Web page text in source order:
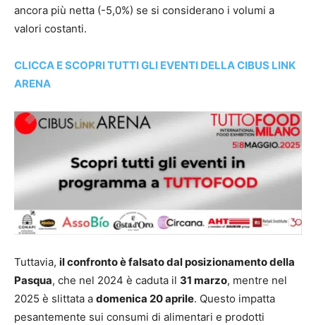
ancora più netta (-5,0%) se si considerano i volumi a
valori costanti.
CLICCA E SCOPRI TUTTI GLI EVENTI DELLA CIBUS LINK
ARENA
Tuttavia, il confronto è falsato dal posizionamento della
Pasqua, che nel 2024 è caduta il 31 marzo, mentre nel
2025 è slittata a domenica 20 aprile. Questo impatta
pesantemente sui consumi di alimentari e prodotti